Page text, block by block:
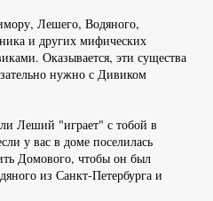
Лешего, Водяного,
и других мифических
Оказывается, эти существа
нужно с Дивиком
Леший "играет" с тобой в
у вас в доме поселилась
Домового, чтобы он был
из Санкт-Петербурга и